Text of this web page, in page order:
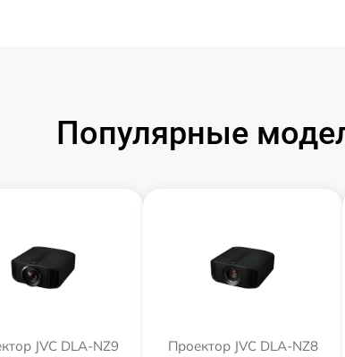
Популярные
JVC DLA-NZ9 Проектор JVC DLA-NZ8